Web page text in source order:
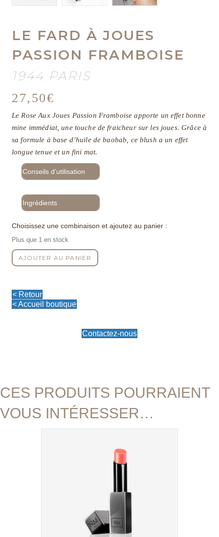
LE FARD À JOUES
PASSION FRAMBOISE
1944 PARIS
27,50€
Le Rose Aux Joues Passion Framboise apporte un effet bonne
mine immédiat, une touche de fraicheur sur les joues. Grâce à
sa formule à base d’huile de baobab, ce blush a un effet
longue tenue et un fini mat.
Conseils d’utilisation
Ingrédients
Choisissez une combinaison et ajoutez au panier :
Plus que 1 en stock
quantité
de
à
Joues
AJOUTER AU PANIER
< Retour
< Accueil boutique
Contactez-nous
CES PRODUITS POURRAIENT
VOUS INTÉRESSER…